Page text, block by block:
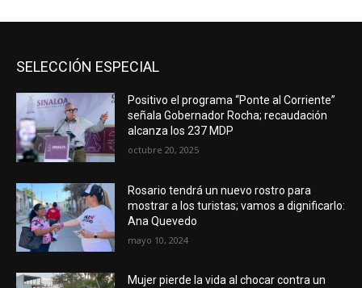
SELECCIÓN ESPECIAL
Positivo el programa “Ponte al Corriente”
señala Gobernador Rocha; recaudación
alcanza los 237 MDP
octubre 20, 2025
Rosario tendrá un nuevo rostro para
mostrar a los turistas; vamos a dignificarlo:
Ana Quevedo
mayo 10, 2024
Mujer pierde la vida al chocar contra un